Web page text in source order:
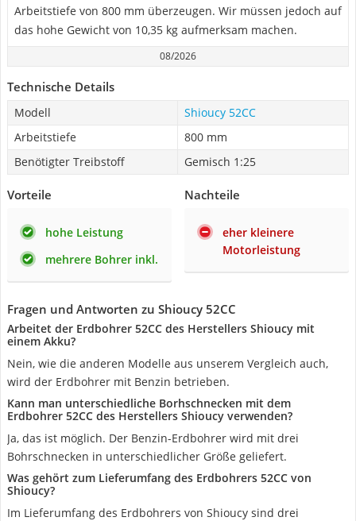
Arbeitstiefe von 800 mm überzeugen. Wir müssen jedoch auf
das hohe Gewicht von ‎10,35 kg aufmerksam machen.
08/2026
Technische Details
Modell
Shioucy 52CC
Arbeitstiefe
800 mm
Benötigter Treibstoff
Gemisch 1:25
Vorteile
hohe Leistung
mehrere Bohrer inkl.
Nachteile
eher kleinere
Motorleistung
Fragen und Antworten zu Shioucy 52CC
Arbeitet der Erdbohrer 52CC des Herstellers Shioucy mit
einem Akku?
Nein, wie die anderen Modelle aus unserem Vergleich auch,
wird der Erdbohrer mit Benzin betrieben.
Kann man unterschiedliche Borhschnecken mit dem
Erdbohrer 52CC des Herstellers Shioucy verwenden?
Ja, das ist möglich. Der Benzin-Erdbohrer wird mit drei
Bohrschnecken in unterschiedlicher Größe geliefert.
Was gehört zum Lieferumfang des Erdbohrers 52CC von
Shioucy?
Im Lieferumfang des Erdbohrers von Shioucy sind drei